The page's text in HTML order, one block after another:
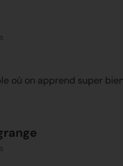
où on apprend super